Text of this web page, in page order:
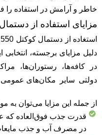
خاطر و آرامش در استفاده را
مزایای استفاده از دستمال کوکتل 550 برگ
دلیل مزایای برجسته، انتخابی
در کافه‌ها، رستوران‌ها،
دولتی سایر مکان‌های
از جمله این مزایا می‌توان به
قدرت جذب فوق‌العاده که
در مصرف آب و جذب